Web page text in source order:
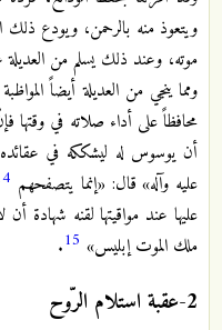
ويتعوذ منه بالرحمن، ويودع
موته، وعند ذلك يسلم من
ومما ينجي من العديلة أيضاً
محافظاً على أداء صلاته في
أن يوسوس له ليشككه في
عليه وآله» قال: «إنما يتصفحهم
عليها عند مواقيتها لقنه شهادة
ملك الموت إبليس» 15
.
2-عقبة استلام الرّوح